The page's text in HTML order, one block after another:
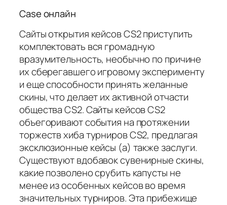
Case онлайн
Сайты открытия кейсов CS2 приступить
комплектовать вся громадную
вразумительность, необычно по причине
их сберегавшего игровому эксперименту
и еще способности принять желанные
скины, что делает их активной отчасти
общества CS2. Сайты кейсов CS2
объегоривают события на протяжении
торжеств хиба турниров CS2, предлагая
эксклюзионные кейсы (а) также заслуги.
Существуют вдобавок сувенирные скины,
какие позволено срубить капусты не
менее из особенных кейсов во время
значительных турниров. Эта прибежище